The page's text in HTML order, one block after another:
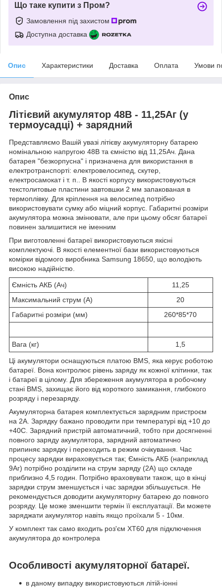
Що таке купити з Пром?
Замовлення під захистом
Доступна доставка
Опис Характеристики Доставка Оплата Умови
Опис
Літієвий акумулятор 48В - 11,25Аг (у
термоусадці) + зарядний
Представляємо Вашій увазі літієву акумуляторну батарею
номінальною напругою 48В та ємністю від 11,25Ач. Дана
батарея "безкорпусна" і призначена для використання в
електротранспорті: електровелосипед, скутер,
електросамокат і т. п.. В якості корпусу використовуються
текстолитовые пластини завтовшки 2 мм запакованая в
термоплівку. Для кріплення на велосипед потрібно
використовувати сумку або міцний корпус. Габаритні розміри
акумулятора можна змінювати, але при цьому обсяг батареї
повинен залишитися не іменним
При виготовленні батареї використовуються якісні
комплектуючі. В якості елементної бази використовуються
комірки відомого виробника Samsung 18650, що володіють
високою надійністю.
Ємність АКБ (Ач)
11,25
Максимальний струм (А)
20
Габаритні розміри (мм)
260*85*70
Вага (кг) 1,5
Ці акумулятори оснащуються платою BMS, яка керує роботою
батареї. Вона контролює рівень заряду як кожної клітинки, так
і батареї в цілому. Для збереження акумулятора в робочому
стані BMS, захищає його від короткого замикання, глибокого
розряду і перезаряду.
Акумуляторна батарея комплектується зарядним пристроєм
на 2А. Зарядку бажано проводити при температурі від +10 до
+40С. Зарядний пристрій автоматичний, тобто при досягненні
повного заряду акумулятора, зарядний автоматично
припиняє зарядку і переходить в режим очікування. Час
процесу зарядки вираховується так; Ємність АКБ (наприклад
9Аг) потрібно розділити на струм заряду (2А) що складе
приблизно 4,5 годин. Потрібно враховувати також, що в кінці
зарядки струм зменшується і час зарядки збільшується. Не
рекомендується доводити акумуляторну батарею до повного
розряду. Це може зменшити термін її експлуатації. Ви можете
заряджати акумулятор навіть якщо проїхали 5 - 10км.
У комплект так само входить роз'єм XT60 для підключення
акумулятора до контролера
Особливості акумуляторної батареї.
в даному випадку використовуються літій-іонні